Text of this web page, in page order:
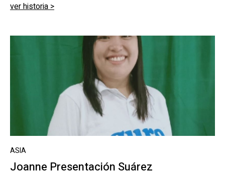
ver historia >
ASIA
Joanne Presentación Suárez